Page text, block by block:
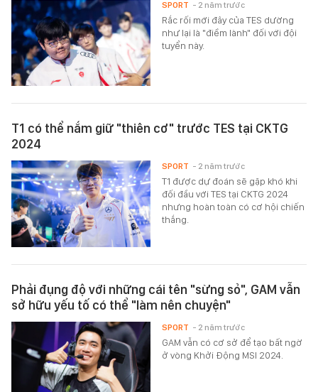
Rắc rối mới đây của TES dường
như lại là "điềm lành" đối với đội
tuyển này.
SPORT - 2 năm trước
T1 có thể nắm giữ "thiên cơ" trước TES tại CKTG
2024
T1 được dự đoán sẽ gặp khó khi
đối đầu với TES tại CKTG 2024
nhưng hoàn toàn có cơ hội chiến
thắng.
SPORT - 2 năm trước
Phải đụng độ với những cái tên "sừng sỏ", GAM vẫn
sở hữu yếu tố có thể "làm nên chuyện"
GAM vẫn có cơ sở để tạo bất ngờ
ở vòng Khởi Động MSI 2024.
SPORT - 2 năm trước